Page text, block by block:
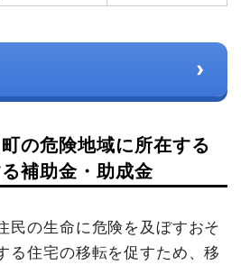
›
の危険地域に所在する
補助金・助成金
民の生命に危険を及ぼすおそ
る住宅の移転を促すため、移